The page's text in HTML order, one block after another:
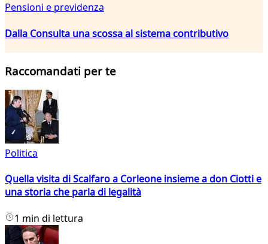
Pensioni e previdenza
Dalla Consulta una scossa al sistema contributivo
Raccomandati per te
Politica
Quella visita di Scalfaro a Corleone insieme a don Ciotti e
una storia che parla di legalità
1 min di lettura